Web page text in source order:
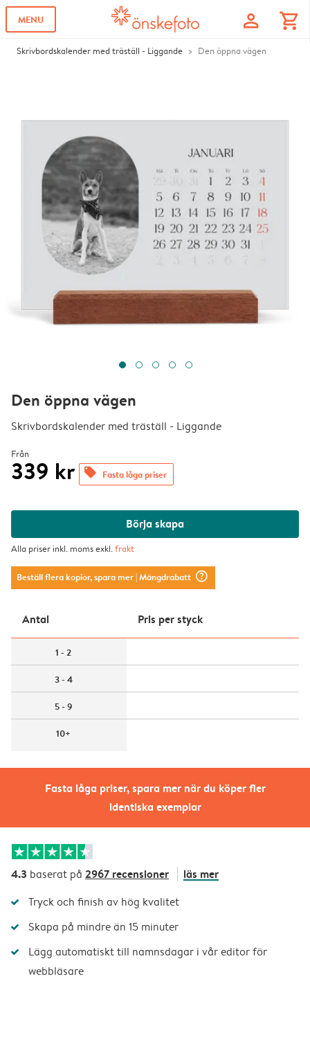
MENU profile shopping_cart
Skrivbordskalender med träställ - Liggande Den öppna vägen
Fasta låga priser, spara mer när du köper fler
identiska exemplar
Den öppna vägen
Skrivbordskalender med träställ - Liggande
Från
339 kr offers Fasta låga priser
Börja skapa
Alla priser inkl. moms exkl.frakt
Beställ flera kopior, spara mer| Mängdrabatt question_mark_circle
Antal Pris per styck
1 - 2
3 - 4
5 - 9
10+
4.3 baserat på 2967 recensioner läs mer
Tryck och finish av hög kvalitet
Skapa på mindre än 15 minuter
Lägg automatiskt till namnsdagar i vår editor för
webbläsare